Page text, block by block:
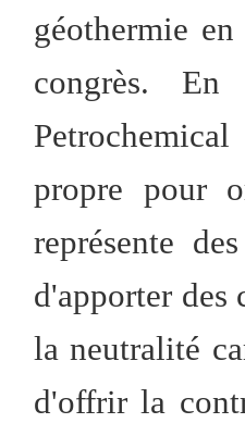
géothermie
congrès. En
propre pour
représente
d'apporter des
la neutralité
d'offrir la